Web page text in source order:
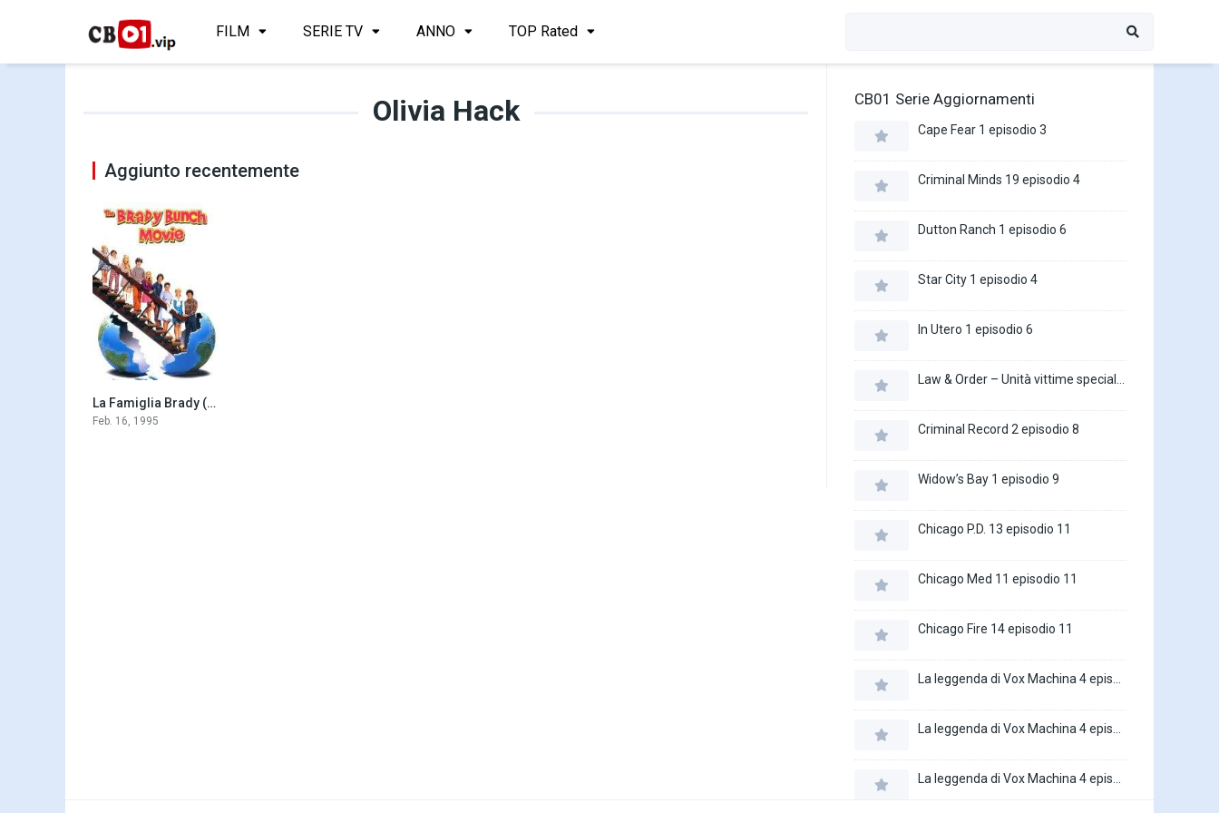
FILM SERIE TV ANNO TOP Rated
Olivia Hack
Aggiunto recentemente
6.0La Famiglia Brady (1995)
Feb. 16, 1995
CB01 Serie Aggiornamenti
Cape Fear 1 episodio 3
Criminal Minds 19 episodio 4
Dutton Ranch 1 episodio 6
Star City 1 episodio 4
In Utero 1 episodio 6
Criminal Record 2 episodio 8
Widow’s Bay 1 episodio 9
Chicago P.D. 13 episodio 11
Chicago Med 11 episodio 11
Chicago Fire 14 episodio 11